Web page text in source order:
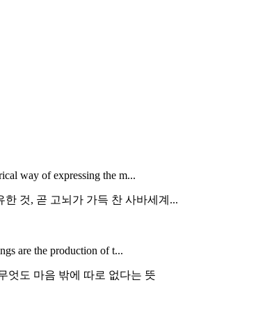
way of expressing the m...
것, 곧 고뇌가 가득 찬 사바세계...
are the production of t...
엇도 마음 밖에 따로 없다는 뜻